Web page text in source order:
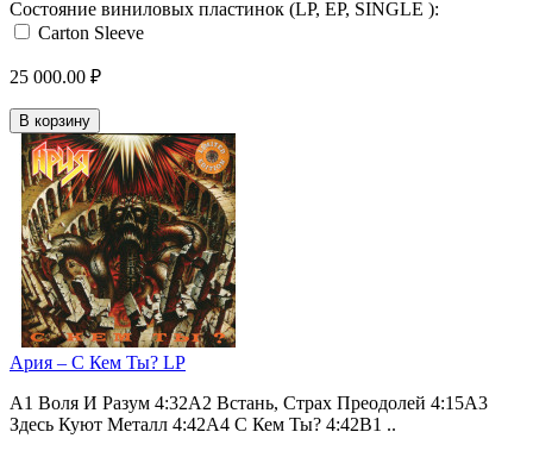
Состояние виниловых пластинок (LP, EP, SINGLE ):
Carton Sleeve
25 000.00 ₽
В корзину
Ария – С Кем Ты? LP
A1 Воля И Разум 4:32A2 Встань, Страх Преодолей 4:15A3
Здесь Куют Металл 4:42A4 С Кем Ты? 4:42B1 ..